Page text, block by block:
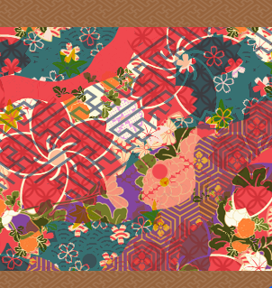
食楽彩々 そば処 みよ田